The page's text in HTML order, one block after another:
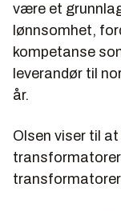
være et
lønnsomhet,
kompetanse
leverandør til
år.
Olsen viser til